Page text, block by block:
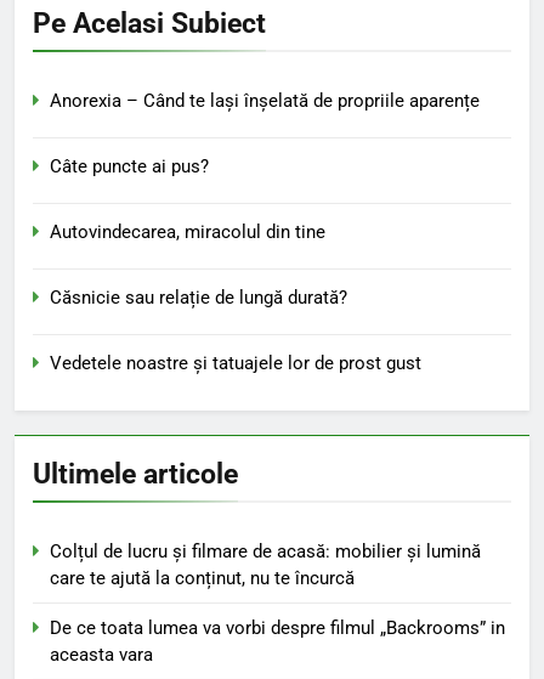
Pe Acelasi Subiect
Anorexia – Când te lași înșelată de propriile aparențe
Câte puncte ai pus?
Autovindecarea, miracolul din tine
Căsnicie sau relație de lungă durată?
Vedetele noastre şi tatuajele lor de prost gust
Ultimele articole
Colțul de lucru și filmare de acasă: mobilier și lumină
care te ajută la conținut, nu te încurcă
De ce toata lumea va vorbi despre filmul „Backrooms” in
aceasta vara